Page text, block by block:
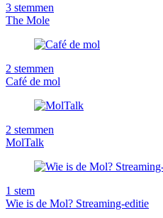
3 stemmen
The Mole
2 stemmen
Café de mol
2 stemmen
MolTalk
1 stem
Wie is de Mol? Streaming-editie